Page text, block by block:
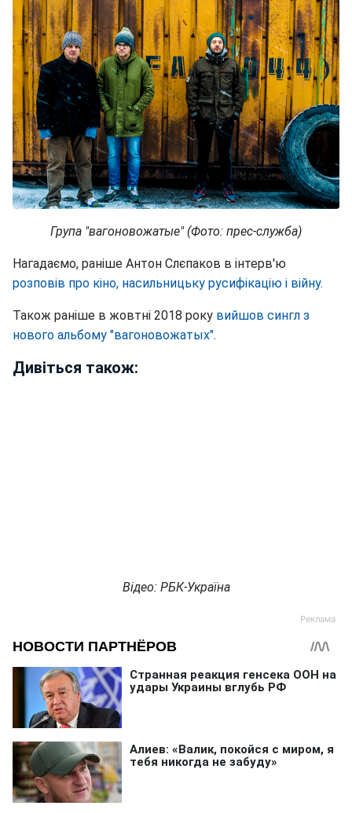
Група "вагоновожатые" (Фото: прес-служба)
Нагадаємо, раніше Антон Слєпаков в інтерв'ю
розповів про кіно, насильницьку русифікацію і війну.
Також раніше в жовтні 2018 року вийшов сингл з
нового альбому "вагоновожатых".
Дивіться також:
Відео: РБК-Україна